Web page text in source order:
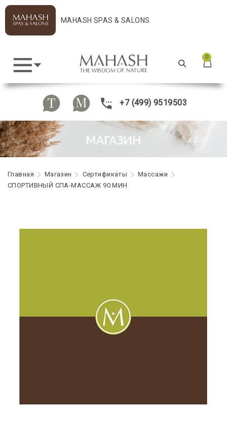
MAHASH SPAS & SALONS
0
+7 (499) 9519503
Главная Maгазин Сертификаты
Массажи
СПОРТИВНЫЙ СПА-МАССАЖ 90 МИН